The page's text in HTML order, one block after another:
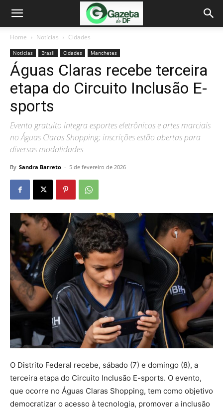
Home Notícias Cidades
Notícias Brasil Cidades Manchetes
Águas Claras recebe terceira
etapa do Circuito Inclusão E-
sports
Evento gratuito integra esportes eletrônicos e artes marciais
no Águas Claras Shopping; inscrições estão abertas para
diversas modalidades
By Sandra Barreto - 5 de fevereiro de 2026
O Distrito Federal recebe, sábado (7) e domingo (8), a
terceira etapa do Circuito Inclusão E-sports. O evento,
que ocorre no Águas Claras Shopping, tem como objetivo
democratizar o acesso à tecnologia, promover a inclusão